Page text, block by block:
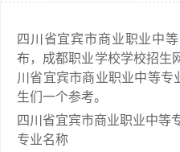
四川省宜宾市商业职业中
布，成都职业学校学校招生
川省宜宾市商业职业中等专
生们一个参考。
四川省宜宾市商业职业中等
专业名称